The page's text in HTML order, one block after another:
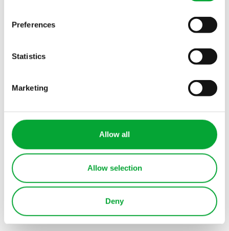
Preferences
Statistics
Marketing
Allow all
Allow selection
Deny
Para las tuberías de los fan coils, que se utilizan en
planificadores se decidieron por
aquatherm blue
utilizaron unos doce kilómetros de tuberías para
aire acondicionado durante muchas décadas.
Porque: a diferencia de las tuberías de acero que se
utilizan a menudo en los sistemas de aire
acondicionado, que son especialmente
susceptibles a la corrosión en el exterior de la
tubería, los daños por corrosión son cosa del
pasado con
aquatherm bluegracias al material
polipropileno.